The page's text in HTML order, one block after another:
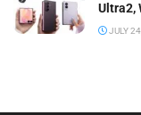
Ultra2,
JULY